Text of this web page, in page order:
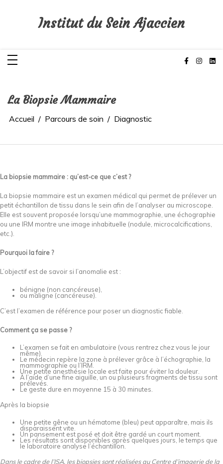
Institut du Sein Ajaccien
La Biopsie Mammaire
Accueil Parcours de soin Diagnostic
La biopsie mammaire : qu’est-ce que c’est ?
La biopsie mammaire est un examen médical qui permet de prélever un
petit échantillon de tissu dans le sein afin de l’analyser au microscope.
Elle est souvent proposée lorsqu’une mammographie, une échographie
ou une IRM montre une image inhabituelle (nodule, microcalcifications,
etc.).
Pourquoi la faire ?
L’objectif est de savoir si l’anomalie est :
bénigne (non cancéreuse),
ou maligne (cancéreuse).
C’est l’examen de référence pour poser un diagnostic fiable.
Comment ça se passe ?
L’examen se fait en ambulatoire (vous rentrez chez vous le jour
même).
Le médecin repère la zone à prélever grâce à l’échographie, la
mammographie ou l’IRM.
Une petite anesthésie locale est faite pour éviter la douleur.
À l’aide d’une fine aiguille, un ou plusieurs fragments de tissu sont
prélevés.
Le geste dure en moyenne 15 à 30 minutes.
Après la biopsie
Une petite gêne ou un hématome (bleu) peut apparaître, mais ils
disparaissent vite.
Un pansement est posé et doit être gardé un court moment.
Les résultats sont disponibles après quelques jours, le temps que
le laboratoire analyse l’échantillon.
Dans le cadre de l’ISA, les biopsies sont réalisées au Centre d’imagerie de la